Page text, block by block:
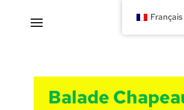
Balade
Français